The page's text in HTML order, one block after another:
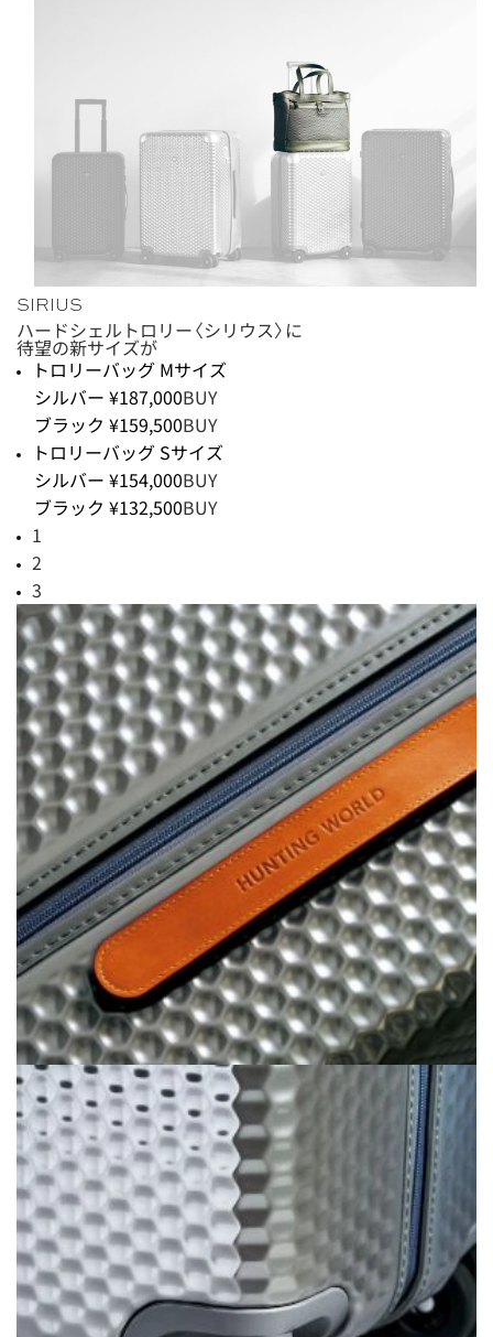
SIRIUS
ハードシェルトロリー〈シリウス〉に
待望の新サイズが
トロリーバッグ Mサイズ
シルバー ¥187,000BUY
ブラック ¥159,500BUY
トロリーバッグ Sサイズ
シルバー ¥154,000BUY
ブラック ¥132,500BUY
1
2
3